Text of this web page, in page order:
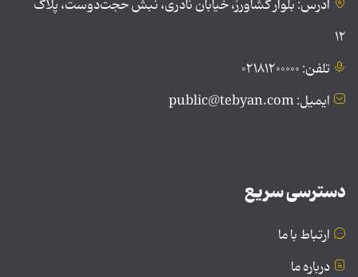
آدرس: بلوار کشاورز، خیابان نادری، نبش حجت‌دوست، پلاک
۱۲
تلفن: ۰۲۱۸۱۲۰۰۰۰۰
ایمیل: public@tebyan.com
دسترسی سریع
ارتباط با ما
درباره ما